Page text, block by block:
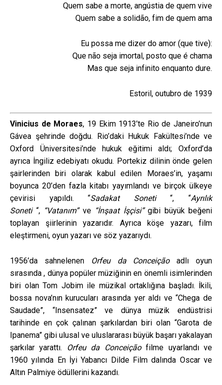
Quem sabe a morte, angústia de quem vive
Quem sabe a solidão, fim de quem ama
Eu possa me dizer do amor (que tive):
Que não seja imortal, posto que é chama
Mas que seja infinito enquanto dure.
Estoril, outubro de 1939
Vinicius de Moraes, 19 Ekim 1913’te Rio de Janeiro’nun
Gávea şehrinde doğdu. Rio’daki Hukuk Fakültesi’nde ve
Oxford Üniversitesi’nde hukuk eğitimi aldı; Oxford’da
ayrıca İngiliz edebiyatı okudu. Portekiz dilinin önde gelen
şairlerinden biri olarak kabul edilen Moraes’in, yaşamı
boyunca 20’den fazla kitabı yayımlandı ve birçok ülkeye
çevirisi yapıldı. “Sadakat Soneti“, “Ayrılık
Soneti“, “Vatanım”ve “İnşaat İşçisi”gibi büyük beğeni
toplayan şiirlerinin yazarıdır. Ayrıca köşe yazarı, film
eleştirmeni, oyun yazarı ve söz yazarıydı.
1956’da sahnelenen Orfeu da Conceiçãoadlı oyun
sırasında , dünya popüler müziğinin en önemli isimlerinden
biri olan Tom Jobim ile müzikal ortaklığına başladı. İkili,
bossa nova’nın kurucuları arasında yer aldı ve “Chega de
Saudade”, “Insensatez” ve dünya müzik endüstrisi
tarihinde en çok çalınan şarkılardan biri olan “Garota de
Ipanema” gibi ulusal ve uluslararası büyük başarı yakalayan
şarkılar yarattı.
Orfeu da Conceiçãofilme uyarlandı ve
1960 yılında En İyi Yabancı Dilde Film dalında Oscar ve
Altın Palmiye ödüllerini kazandı.